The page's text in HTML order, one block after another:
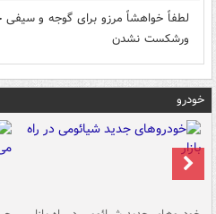
لطفاً خواهشاً مرزو برای گوجه و سیفی
ورشکست نشدن
خودرو